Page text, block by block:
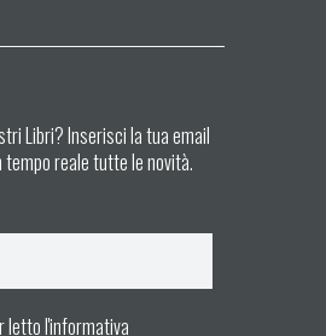
Libri? Inserisci la tua email
reale tutte le novità.
letto l'informativa